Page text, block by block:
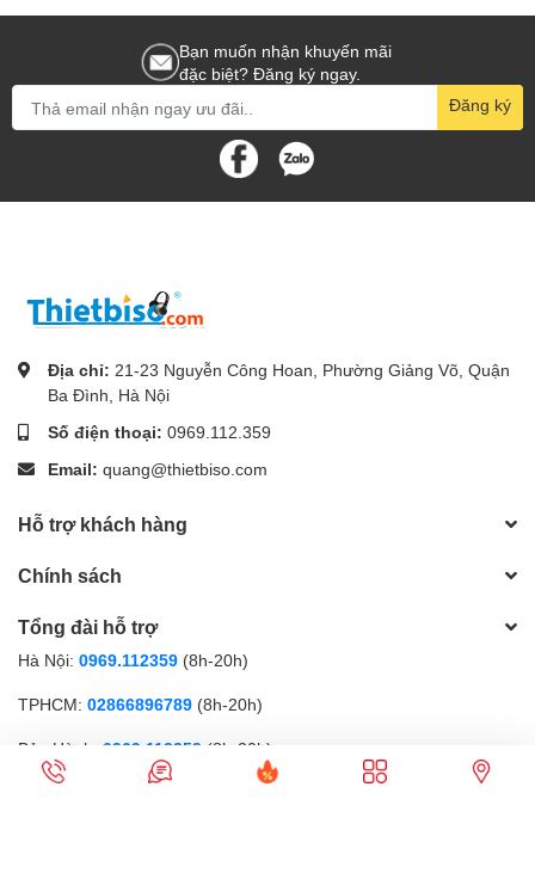
Bạn muốn nhận khuyến mãi
đặc biệt? Đăng ký ngay.
Đăng ký
Địa chỉ: 21-23 Nguyễn Công Hoan, Phường Giảng Võ, Quận
Ba Đình, Hà Nội
Số điện thoại: 0969.112.359
Email: quang@thietbiso.com
Hỗ trợ khách hàng
Chính sách
Tổng đài hỗ trợ
Hà Nội: 0969.112359 (8h-20h)
TPHCM: 02866896789 (8h-20h)
Bảo Hành: 0969.112359 (8h-20h)